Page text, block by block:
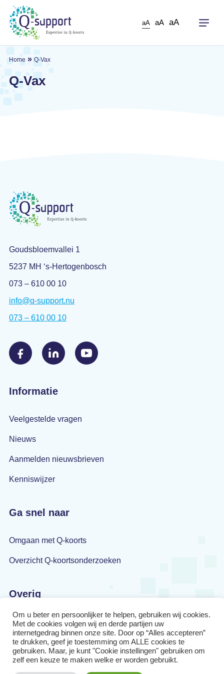
Skip
main
content
aA aA aA
Home » Q-Vax
Q-Vax
Goudsbloemvallei 1
5237 MH ‘s-Hertogenbosch
073 – 610 00 10
info@q-support.nu
073 – 610 00 10
Informatie
Veelgestelde vragen
Nieuws
Aanmelden nieuwsbrieven
Kenniswijzer
Ga snel naar
Omgaan met Q-koorts
Overzicht Q-koortsonderzoeken
Overig
Privacyverklaring
Disclaimer
Cookiebeleid
Om u beter en persoonlijker te helpen, gebruiken wij cookies.
Met de cookies volgen wij en derde partijen uw
internetgedrag binnen onze site. Door op “Alles accepteren”
te drukken, geef je toestemming om ALLE cookies te
gebruiken. Maar, je kunt "Cookie instellingen" gebruiken om
zelf een keuze te maken welke er worden gebruikt.